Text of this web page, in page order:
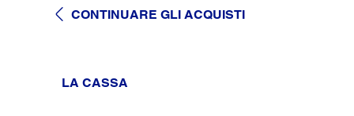
CONTINUARE GLI ACQUISTI
LA CASSA